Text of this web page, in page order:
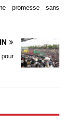
promesse sans